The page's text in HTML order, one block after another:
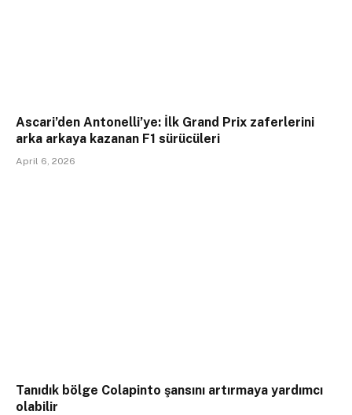
Ascari’den Antonelli’ye: İlk Grand Prix zaferlerini
arka arkaya kazanan F1 sürücüleri
April 6, 2026
Tanıdık bölge Colapinto şansını artırmaya yardımcı
olabilir